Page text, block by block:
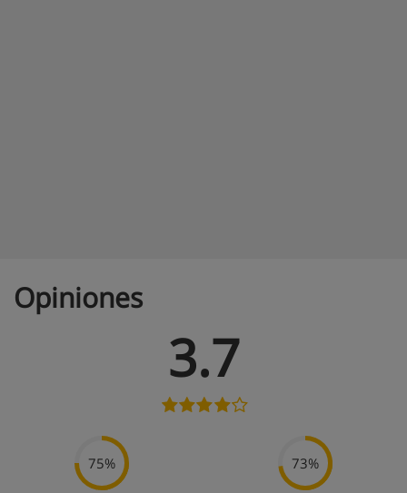
Opiniones
3.7
75% 73%